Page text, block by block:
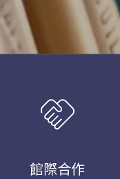
handshake
館際合作